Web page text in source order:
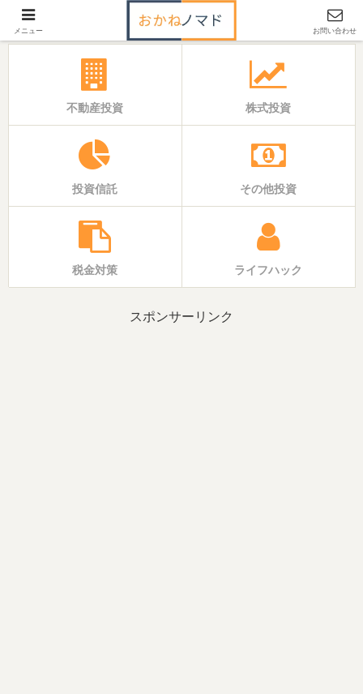
「いえ」と「おかね」の基本バイブル
不動産投資 株式投資
投資信託 その他投資
税金対策 ライフハック
スポンサーリンク
メニュー お問い合わせ